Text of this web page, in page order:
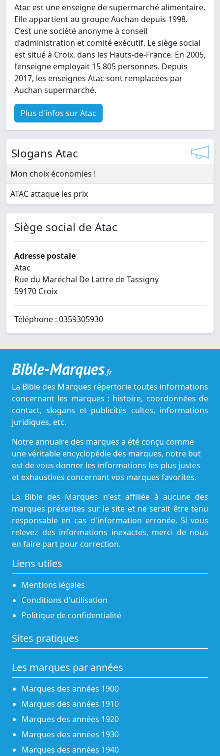
Atac est une enseigne de supermarché alimentaire.
Elle appartient au groupe Auchan depuis 1998.
C’est une société anonyme à conseil
d’administration et comité exécutif. Le siège social
est situé à Croix, dans les Hauts-de-France. En 2005,
l’enseigne employait 15 805 personnes. Depuis
2017, les enseignes Atac sont remplacées par
Auchan supermarché.
Plus d'infos sur Atac
Slogans Atac
Mon choix économies !
ATAC attaque les prix
Siège social de Atac
Adresse postale
Atac
Rue du Maréchal De Lattre de Tassigny
59170 Croix
Téléphone : 0359305930
Bible-Marques.fr
La Bible des Marques répertorie toutes informations
concernant les marques : histoire, coordonnées de
contact, slogans et publicités cultes, informations
juridiques, etc.
Notre annuaire des marques a été conçu comme
une véritable encyclopédie des marques, notre but
est de vous donner les informations les plus justes
et exhaustives concernant vos marques favorites.
La Bible des Marques n'est affiliée à aucune des
marques présentes sur le site et ne serait être tenu
responsable en cas d'information erronée. Si vous
relevez des informations inexactes, merci de nous
en faire part pour correction.
Liens utiles
Mentions légales
Conditions d'utilisation
Politique de confidentialité
Sites pratiques
Les marques par années
Marques des années 1900
Marques des années 1910
Marques des années 1920
Marques des années 1930
Marques des années 1940